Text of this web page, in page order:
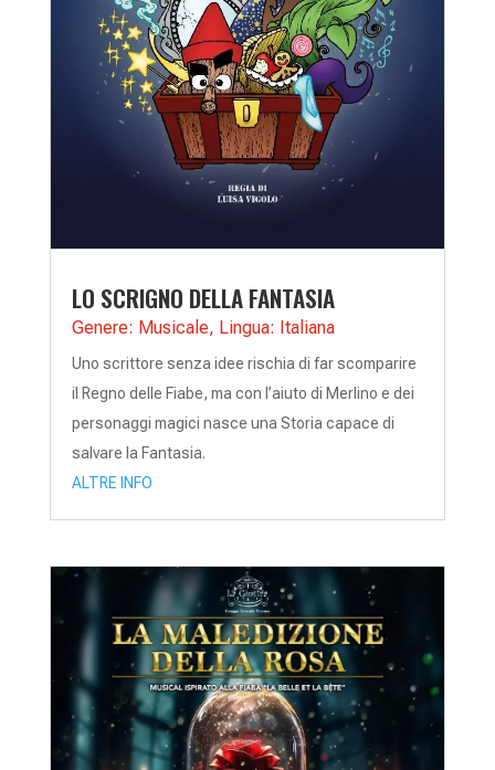
LO SCRIGNO DELLA FANTASIA
Genere: Musicale, Lingua: Italiana
Uno scrittore senza idee rischia di far scomparire
il Regno delle Fiabe, ma con l’aiuto di Merlino e dei
personaggi magici nasce una Storia capace di
salvare la Fantasia.
ALTRE INFO